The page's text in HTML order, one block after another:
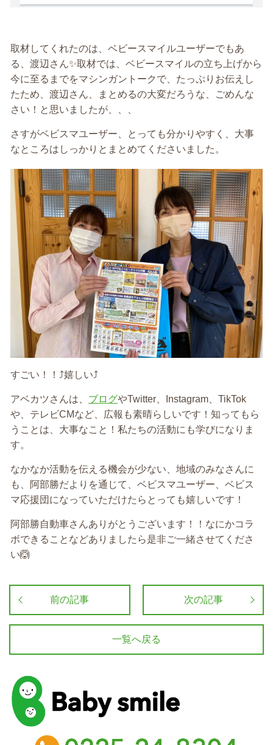
取材してくれたのは、ベビースマイルユーザーでもあ
る、渡辺さん✨取材では、ベビースマイルの立ち上げから
今に至るまでをマシンガントークで、たっぷりお伝えし
たため、渡辺さん、まとめるの大変だろうな、ごめんな
さい！と思いましたが、、、
さすがベビスマユーザー、とっても分かりやすく、大事
なところはしっかりとまとめてくださいました。
すごい！！⤴️嬉しい⤴️
アベカツさんは、 ブログやTwitter、Instagram、TikTok
や、テレビCMなど、広報も素晴らしいです！知ってもら
うことは、大事なこと！私たちの活動にも学びになりま
す。
なかなか活動を伝える機会が少ない、地域のみなさんに
も、阿部勝だよりを通じて、ベビスマユーザー、ベビス
マ応援団になっていただけたらとっても嬉しいです！
阿部勝自動車さんありがとうございます！！なにかコラ
ボできることなどありましたら是非ご一緒させてくださ
い🙆
前の記事 次の記事
一覧へ戻る
baby smile